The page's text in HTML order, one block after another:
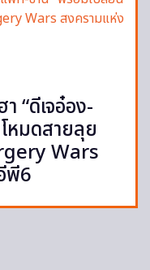
“ดีเจอ๋อง-
หมดสายลุย
Wars
พี6